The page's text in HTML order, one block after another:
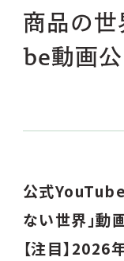
店舗一覧
店舗のご案
商品の世
be動画公
公式YouTube
ない世界」動
【注目】2026